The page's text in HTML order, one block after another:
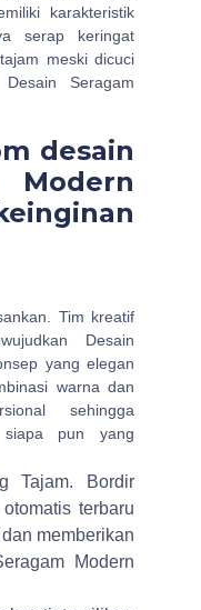
karakteristik
serap keringat
meski dicuci
Seragam
desain
Modern
Tim kreatif
Desain
yang elegan
warna dan
sehingga
pun yang
Tajam.
Bordir
terbaru
memberikan
Modern